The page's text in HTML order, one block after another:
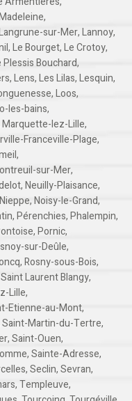
,
sur-Mer,Lannoy,
,Le Bourget,Le Crotoy,
Plessis Bouchard,
,Lens,Les Lilas,Lesquin,
,Loos,
les-bains,
Marquette-lez-Lille,
Franceville-Plage,
,
sur-Mer,
,Neuilly-Plaisance,
Nieppe,Noisy-le-Grand,
,Pérenchies,Phalempin,
,Pornic,
sur-Deûle,
,Rosny-sous-Bois,
Saint Laurent Blangy,
Lille,
Etienne-au-Mont,
Saint-Martin-du-Tertre,
,Saint-Ouen,
,Sainte-Adresse,
,Seclin,Sevran,
,Templeuve,